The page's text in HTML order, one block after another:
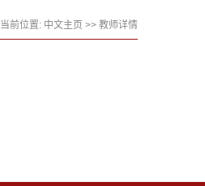
当前位置: 中文主页 >> 教师详情